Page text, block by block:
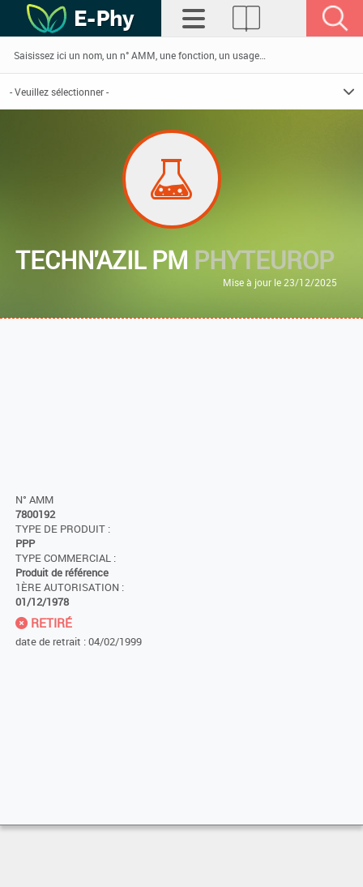
TECHN'AZIL PM PHYTEUROP
Mise à jour le 23/12/2025
N° AMM
7800192
TYPE DE PRODUIT :
PPP
TYPE COMMERCIAL :
Produit de référence
1ÈRE AUTORISATION :
01/12/1978
RETIRÉ
date de retrait : 04/02/1999